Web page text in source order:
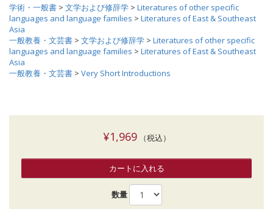
学術・一般書 > 文学および修辞学 > Literatures of other specific
languages and language families > Literatures of East & Southeast
Asia
一般教養・文芸書 > 文学および修辞学 > Literatures of other specific
languages and language families > Literatures of East & Southeast
Asia
一般教養・文芸書 > Very Short Introductions
¥1,969（税込）
カートに入れる
数量